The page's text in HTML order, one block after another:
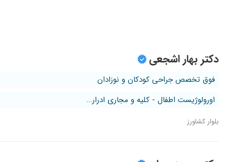
دکتر بهار اشجعی
فوق تخصص جراحی کودکان و نوزادان
اورولوژیست اطفال - کلیه و مجاری ادرار...
بلوار کشاورز